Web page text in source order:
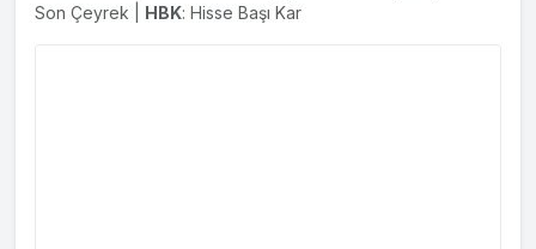
Son Çeyrek | HBK: Hisse Başı Kar